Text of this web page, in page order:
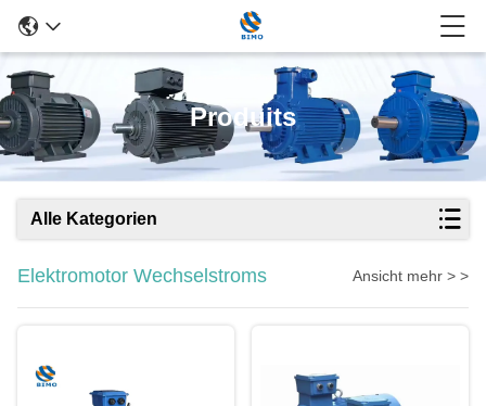
Produits
Alle Kategorien
Elektromotor Wechselstroms Ansicht mehr > >